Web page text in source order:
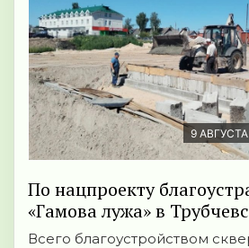
9 АВГУСТА
По нацпроекту
«Гамова лужа» в
Всего благоустройством